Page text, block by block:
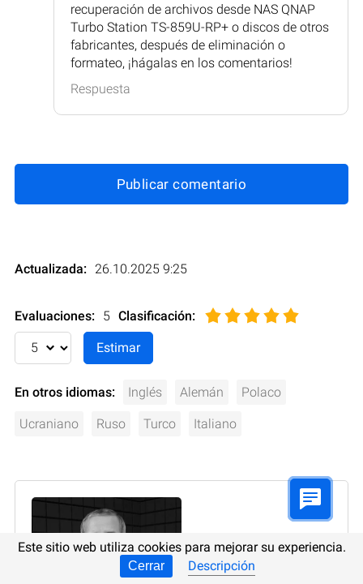
recuperación de archivos desde NAS QNAP
Turbo Station TS-859U-RP+ o discos de otros
fabricantes, después de eliminación o
formateo, ¡hágalas en los comentarios!
Respuesta
Publicar comentario
Actualizada: 26.10.2025 9:25
Evaluaciones: 5 Clasificación:
En otros idiomas: Inglés Alemán Polaco
Ucraniano Ruso Turco Italiano
Este sitio web utiliza cookies para mejorar su experiencia.
Cerrar Descripción